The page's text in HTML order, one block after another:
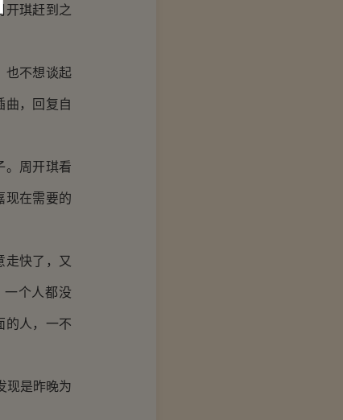
琪赶到之
不想谈起
曲，回复自
周开琪看
现在需要的
快了，又
一个人都没
的人，一不
是昨晚为